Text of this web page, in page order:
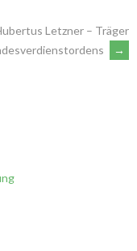
Letzner – Träger
→